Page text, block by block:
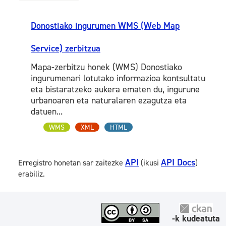
Donostiako ingurumen WMS (Web Map
Service) zerbitzua
Mapa-zerbitzu honek (WMS) Donostiako
ingurumenari lotutako informazioa kontsultatu
eta bistaratzeko aukera ematen du, ingurune
urbanoaren eta naturalaren ezagutza eta
datuen...
WMS XML HTML
Erregistro honetan sar zaitezke API (ikusi API Docs)
erabiliz.
-k kudeatuta